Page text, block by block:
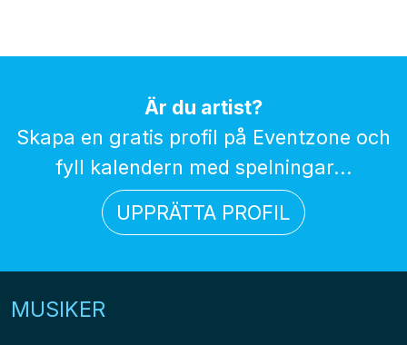
Är du artist?
Skapa en gratis profil på Eventzone och
fyll kalendern med spelningar...
UPPRÄTTA PROFIL
MUSIKER